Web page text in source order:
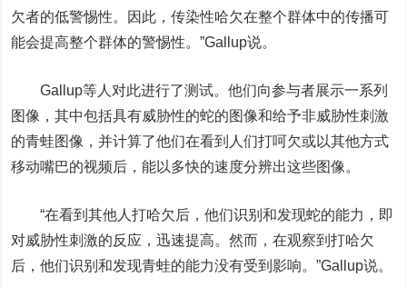
欠者的低警惕性。因此，传染性哈欠在整个群体中的传播可
能会提高整个群体的警惕性。”Gallup说。
Gallup等人对此进行了测试。他们向参与者展示一系列
图像，其中包括具有威胁性的蛇的图像和给予非威胁性刺激
的青蛙图像，并计算了他们在看到人们打呵欠或以其他方式
移动嘴巴的视频后，能以多快的速度分辨出这些图像。
“在看到其他人打哈欠后，他们识别和发现蛇的能力，即
对威胁性刺激的反应，迅速提高。然而，在观察到打哈欠
后，他们识别和发现青蛙的能力没有受到影响。”Gallup说。